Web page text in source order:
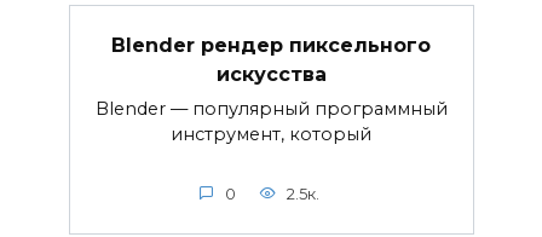
Blender рендер пиксельного
искусства
Blender — популярный программный
инструмент, который
0 2.5к.